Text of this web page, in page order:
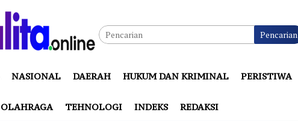
Pencarian
NASIONAL DAERAH HUKUM DAN KRIMINAL PERISTIWA
OLAHRAGA TEHNOLOGI INDEKS REDAKSI